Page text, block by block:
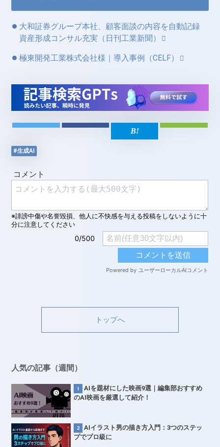
大和証券グループ本社、顧客面談の内容を自動記録
資産形成コンサル充実（日刊工業新聞）
極東開発工業株式会社様｜導入事例（CELF）
#生成AI
トップへ
人気の記事（週間）
AIを題材にした映画9選｜編集部おすすめ
のAI映画を厳選して紹介！
AIイラスト男の描き方入門：3つのステッ
プでプロ級に